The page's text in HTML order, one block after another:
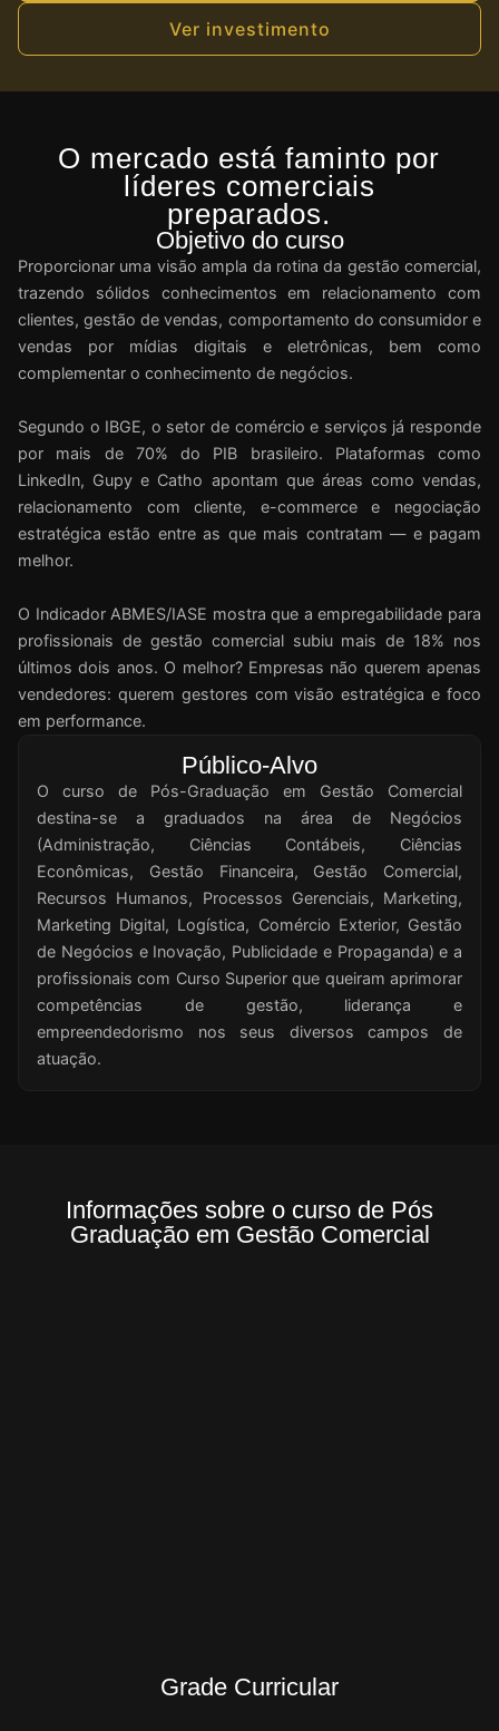
Ver investimento
O mercado está faminto por
líderes comerciais
preparados.
Objetivo do curso
Proporcionar uma visão ampla da rotina da gestão comercial,
trazendo sólidos conhecimentos em relacionamento com
clientes, gestão de vendas, comportamento do consumidor e
vendas por mídias digitais e eletrônicas, bem como
complementar o conhecimento de negócios.
Segundo o IBGE, o setor de comércio e serviços já responde
por mais de 70% do PIB brasileiro. Plataformas como
LinkedIn, Gupy e Catho apontam que áreas como vendas,
relacionamento com cliente, e-commerce e negociação
estratégica estão entre as que mais contratam — e pagam
melhor.
O Indicador ABMES/IASE mostra que a empregabilidade para
profissionais de gestão comercial subiu mais de 18% nos
últimos dois anos. O melhor? Empresas não querem apenas
vendedores: querem gestores com visão estratégica e foco
em performance.
Público-Alvo
O curso de Pós-Graduação em Gestão Comercial
destina-se a graduados na área de Negócios
(Administração, Ciências Contábeis, Ciências
Econômicas, Gestão Financeira, Gestão Comercial,
Recursos Humanos, Processos Gerenciais, Marketing,
Marketing Digital, Logística, Comércio Exterior, Gestão
de Negócios e Inovação, Publicidade e Propaganda) e a
profissionais com Curso Superior que queiram aprimorar
competências de gestão, liderança e
empreendedorismo nos seus diversos campos de
atuação.
Informações sobre o curso de Pós
Graduação em Gestão Comercial
Grade Curricular